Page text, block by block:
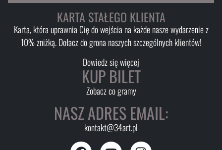
KARTA STAŁEGO KLIENTA
Karta, która uprawnia Cię do wejścia na każde nasze wydarzenie z
10% zniżką. Dołacz do grona naszych szczególnych klientów!
Dowiedz się więcej
KUP BILET
Zobacz co gramy
NASZ ADRES EMAIL:
kontakt@34art.pl